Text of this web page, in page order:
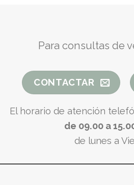
Para consultas de
CONTACTAR
El horario de atención
de 09.00 a
de lunes a